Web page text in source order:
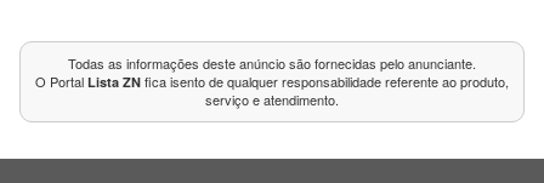
Todas as informações deste anúncio são fornecidas pelo anunciante.
O Portal Lista ZN fica isento de qualquer responsabilidade referente ao produto,
serviço e atendimento.